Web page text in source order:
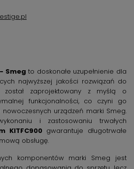
Smeg to doskonałe uzupełnienie dla
najwyższej jakości rozwiązań do
został zaprojektowany z myślą o
funkcjonalności, co czyni go
urządzeń marki Smeg.
i zastosowaniu trwałych
KITFC900gwarantuje długotrwałe
obsługę.
komponentów marki Smeg jest